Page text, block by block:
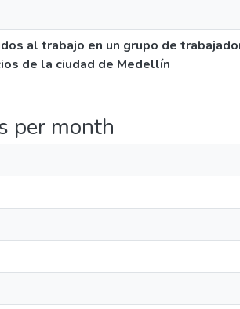
al trabajo en un grupo de
de la ciudad de Medellín
per month